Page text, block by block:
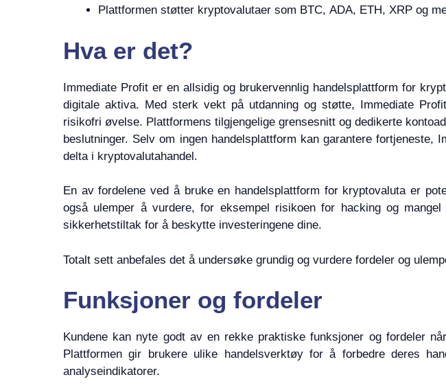
Plattformen støtter kryptovalutaer som BTC, ADA, ETH, XRP og
Hva er det?
Immediate Profit er en allsidig og brukervennlig handelsplattform for
digitale aktiva. Med sterk vekt på utdanning og støtte, Immediate
risikofri øvelse. Plattformens tilgjengelige grensesnitt og dedikerte
beslutninger. Selv om ingen handelsplattform kan garantere
delta i kryptovalutahandel.
En av fordelene ved å bruke en handelsplattform for kryptovaluta er
også ulemper å vurdere, for eksempel risikoen for hacking og
sikkerhetstiltak for å beskytte investeringene dine.
Totalt sett anbefales det å undersøke grundig og vurdere fordeler og
Funksjoner og fordeler
Kundene kan nyte godt av en rekke praktiske funksjoner og fordeler
Plattformen gir brukere ulike handelsverktøy for å forbedre deres
analyseindikatorer.